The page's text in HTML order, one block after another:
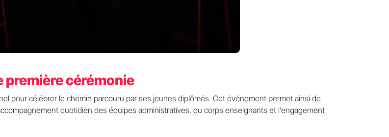
première cérémonie
pour célébrer le chemin parcouru par ses jeunes diplômés. Cet événement permet ainsi de
quotidien des équipes administratives, du corps enseignants et l’engagement